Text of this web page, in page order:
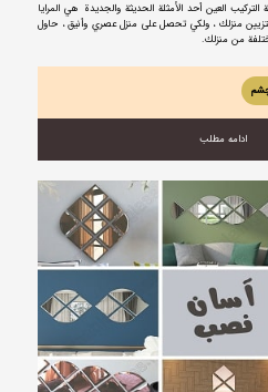
العين أحد الأمثلة الحديثة والجديدة هي المرايا
لتزيين منزلك ، ولكي تحصل على منزل عصري وأنيق ، حاول
من منزلك.
ادامه مطلب